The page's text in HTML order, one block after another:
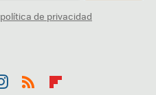
política de privacidad